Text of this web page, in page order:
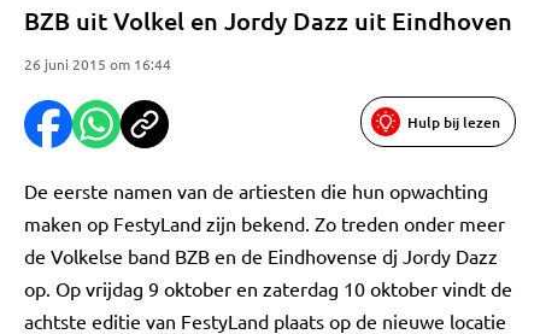
BZB uit Volkel en Jordy Dazz uit Eindhoven
26 juni 2015 om 16:44
Hulp bij lezen
De eerste namen van de artiesten die hun opwachting
maken op FestyLand zijn bekend. Zo treden onder meer
de Volkelse band BZB en de Eindhovense dj Jordy Dazz
op. Op vrijdag 9 oktober en zaterdag 10 oktober vindt de
achtste editie van FestyLand plaats op de nieuwe locatie